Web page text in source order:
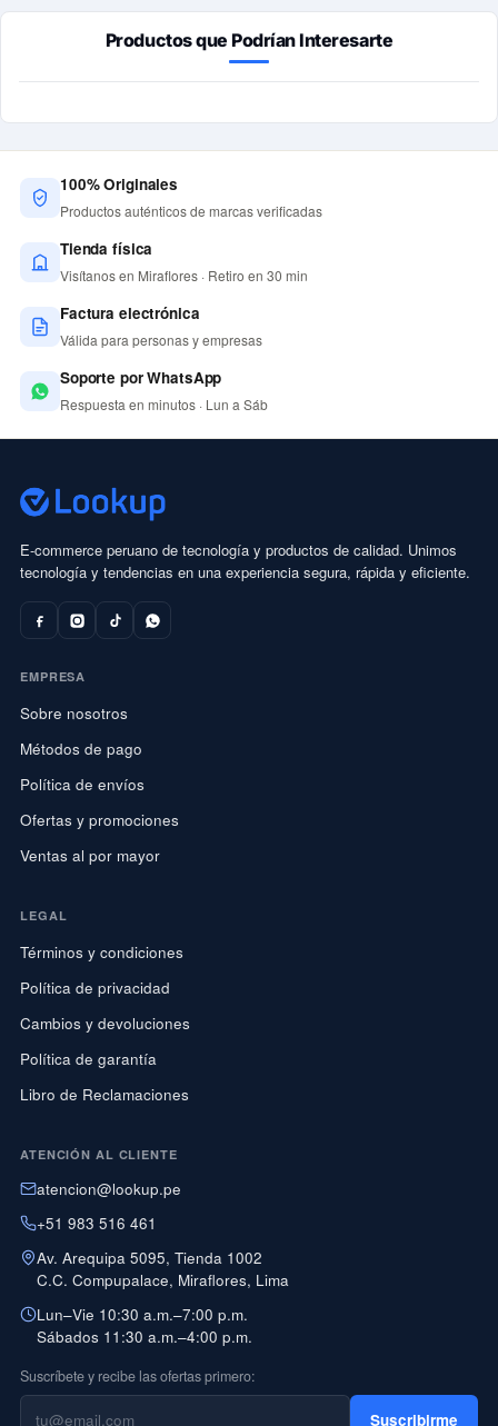
Productos que Podrían Interesarte
100% Originales
Productos auténticos de marcas verificadas
Tienda física
Visítanos en Miraflores · Retiro en 30 min
Factura electrónica
Válida para personas y empresas
Soporte por WhatsApp
Respuesta en minutos · Lun a Sáb
E-commerce peruano de tecnología y productos de calidad. Unimos
tecnología y tendencias en una experiencia segura, rápida y eficiente.
EMPRESA
Sobre nosotros
Métodos de pago
Política de envíos
Ofertas y promociones
Ventas al por mayor
LEGAL
Términos y condiciones
Política de privacidad
Cambios y devoluciones
Política de garantía
Libro de Reclamaciones
ATENCIÓN AL CLIENTE
atencion@lookup.pe
+51 983 516 461
Av. Arequipa 5095, Tienda 1002
C.C. Compupalace, Miraflores, Lima
Lun–Vie 10:30 a.m.–7:00 p.m.
Sábados 11:30 a.m.–4:00 p.m.
Suscríbete y recibe las ofertas primero:
Suscribirme